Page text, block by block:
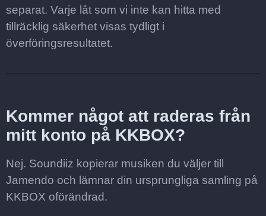
separat. Varje låt som vi inte kan hitta med
tillräcklig säkerhet visas tydligt i
överföringsresultatet.
Kommer något att raderas från
mitt konto på KKBOX?
Nej. Soundiiz kopierar musiken du väljer till
Jamendo och lämnar din ursprungliga samling på
KKBOX oförändrad.